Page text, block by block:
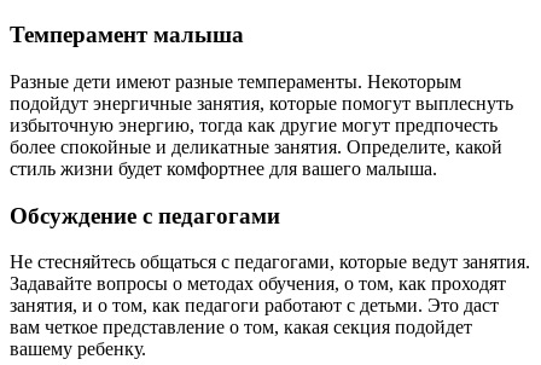
Темперамент малыша
Разные дети имеют разные темпераменты. Некоторым
подойдут энергичные занятия, которые помогут выплеснуть
избыточную энергию, тогда как другие могут предпочесть
более спокойные и деликатные занятия. Определите, какой
стиль жизни будет комфортнее для вашего малыша.
Обсуждение с педагогами
Не стесняйтесь общаться с педагогами, которые ведут занятия.
Задавайте вопросы о методах обучения, о том, как проходят
занятия, и о том, как педагоги работают с детьми. Это даст
вам четкое представление о том, какая секция подойдет
вашему ребенку.